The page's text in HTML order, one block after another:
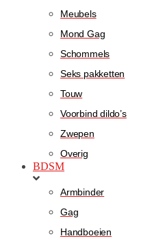
Meubels
Mond Gag
Schommels
Seks pakketten
Touw
Voorbind dildo’s
Zwepen
Overig
BDSM
Armbinder
Gag
Handboeien